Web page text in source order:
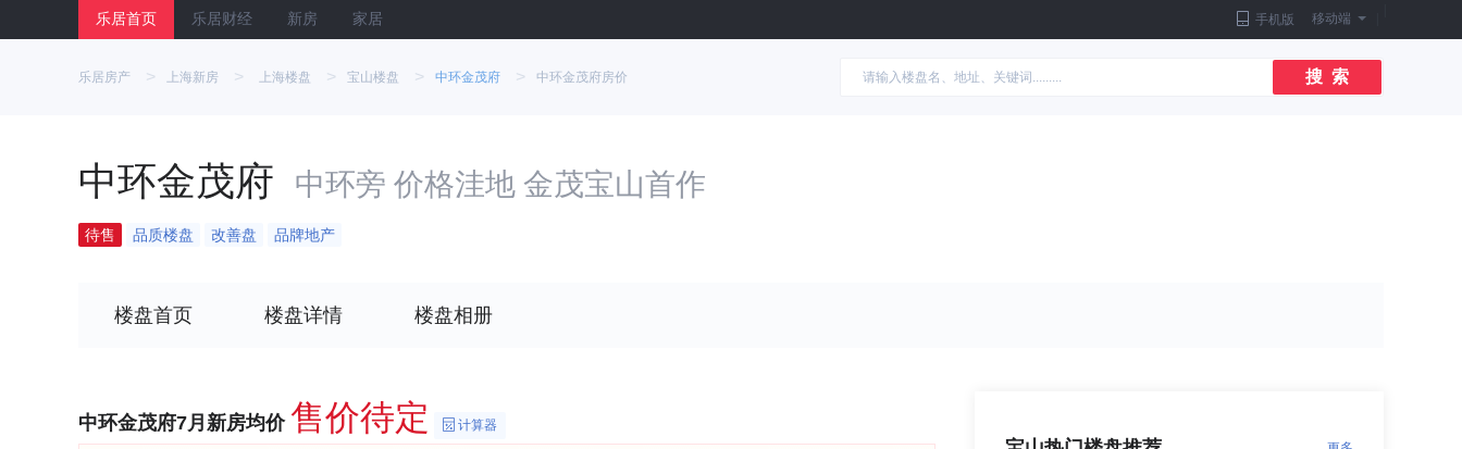
乐居首页 乐居财经 新房 家居 手机版 移动端
乐居房产 > 上海新房 > 上海楼盘 > 宝山楼盘 > 中环金茂府 > 中环金茂府房价 搜 索
中环金茂府 中环旁 价格洼地 金茂宝山首作
待售 品质楼盘 改善盘 品牌地产
楼盘首页 楼盘详情 楼盘相册
中环金茂府7月新房均价 售价待定 计算器